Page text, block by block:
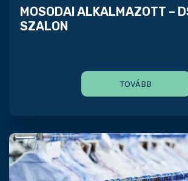
MOSODAI ALKALMAZOTT –
SZALON
TOVÁBB